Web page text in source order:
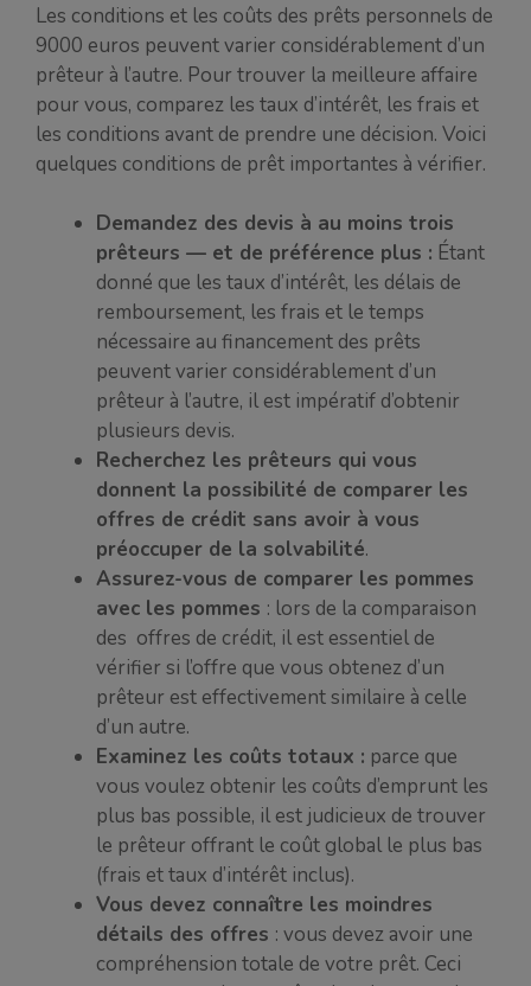
Les conditions et les coûts des prêts personnels de
9000 euros peuvent varier considérablement d’un
prêteur à l’autre. Pour trouver la meilleure affaire
pour vous, comparez les taux d’intérêt, les frais et
les conditions avant de prendre une décision. Voici
quelques conditions de prêt importantes à vérifier.
Demandez des devis à au moins trois
prêteurs — et de préférence plus : Étant
donné que les taux d’intérêt, les délais de
remboursement, les frais et le temps
nécessaire au financement des prêts
peuvent varier considérablement d’un
prêteur à l’autre, il est impératif d’obtenir
plusieurs devis.
Recherchez les prêteurs qui vous
donnent la possibilité de comparer les
offres de crédit sans avoir à vous
préoccuper de la solvabilité.
Assurez-vous de comparer les pommes
avec les pommes : lors de la comparaison
des offres de crédit, il est essentiel de
vérifier si l’offre que vous obtenez d’un
prêteur est effectivement similaire à celle
d’un autre.
Examinez les coûts totaux : parce que
vous voulez obtenir les coûts d’emprunt les
plus bas possible, il est judicieux de trouver
le prêteur offrant le coût global le plus bas
(frais et taux d’intérêt inclus).
Vous devez connaître les moindres
détails des offres : vous devez avoir une
compréhension totale de votre prêt. Ceci